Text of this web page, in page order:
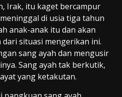
Irak, itu kaget bercampur
di usia tiga tahun
anak-anak itu dan akan
situasi mengerikan ini.
sang ayah dan mengusir
Sang ayah tak berkutik,
yang ketakutan.